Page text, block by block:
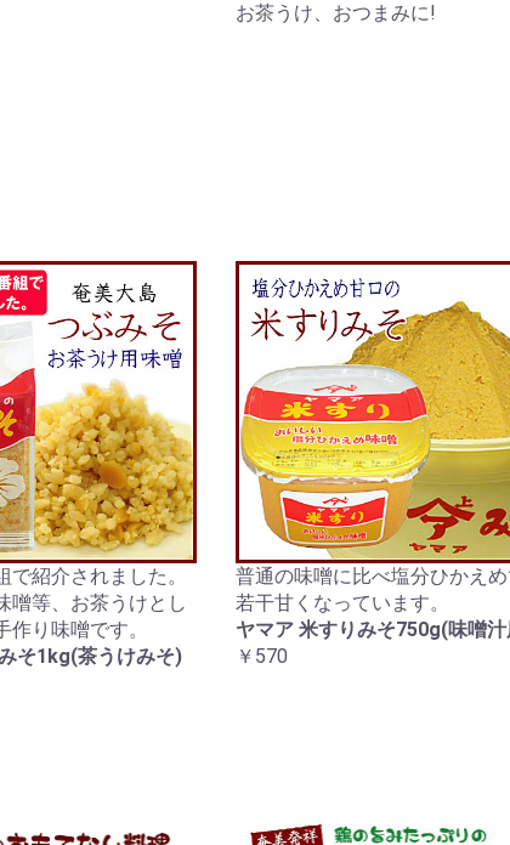
お茶うけ、おつまみに!
で紹介されました。
噌等、お茶うけとし
作り味噌です。
そ1kg(茶うけみそ)
普通の味噌に比べ塩分ひかえ
若干甘くなっています。
ヤマア 米すりみそ750g(味噌
￥570